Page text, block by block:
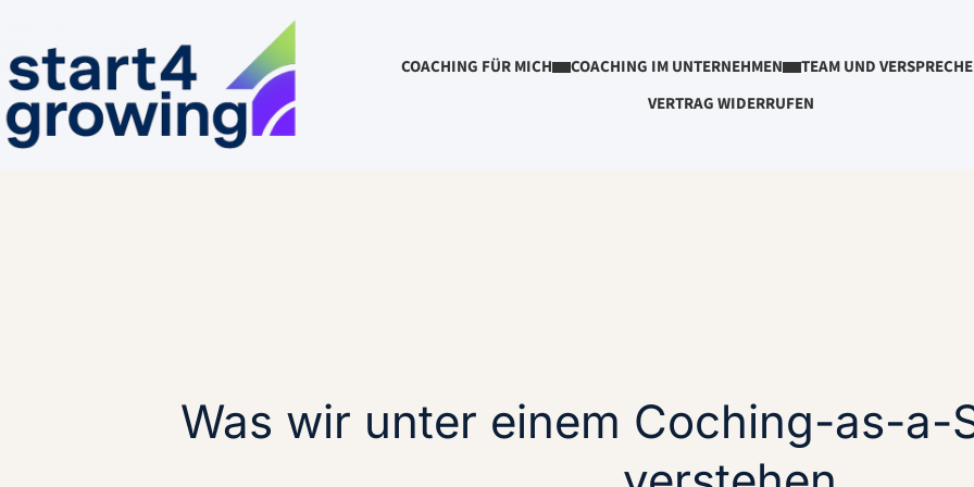
COACHING FÜR MICH COACHING IM UNTERNEHMEN TEAM UND
VERTRAG WIDERRUFEN
Was wir unter einem Coching-as-a-